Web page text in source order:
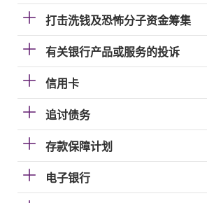
打击洗钱及恐怖分子资金筹集
有关银行产品或服务的投诉
信用卡
追讨债务
存款保障计划
电子银行